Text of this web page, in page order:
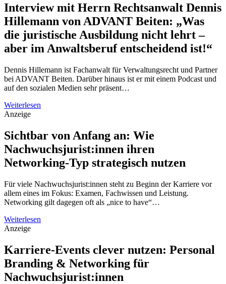
Interview mit Herrn Rechtsanwalt Dennis
Hillemann von ADVANT Beiten: „Was
die juristische Ausbildung nicht lehrt –
aber im Anwaltsberuf entscheidend ist!“
Dennis Hillemann ist Fachanwalt für Verwaltungsrecht und Partner
bei ADVANT Beiten. Darüber hinaus ist er mit einem Podcast und
auf den sozialen Medien sehr präsent…
Weiterlesen
Anzeige
Sichtbar von Anfang an: Wie
Nachwuchsjurist:innen ihren
Networking-Typ strategisch nutzen
Für viele Nachwuchsjurist:innen steht zu Beginn der Karriere vor
allem eines im Fokus: Examen, Fachwissen und Leistung.
Networking gilt dagegen oft als „nice to have“…
Weiterlesen
Anzeige
Karriere-Events clever nutzen: Personal
Branding & Networking für
Nachwuchsjurist:innen